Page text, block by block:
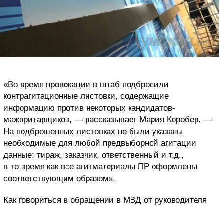
«Во время провокации в штаб подбросили
контрагитационные листовки, содержащие
информацию против некоторых кандидатов-
мажоритарщиков, — рассказывает Мария Коробер. —
На подброшенных листовках не были указаны
необходимые для любой предвыборной агитации
данные: тираж, заказчик, ответственный и т.д.,
в то время как все агитматериалы ПР оформлены
соответствующим образом».
Как говориться в обращении в МВД от руководителя